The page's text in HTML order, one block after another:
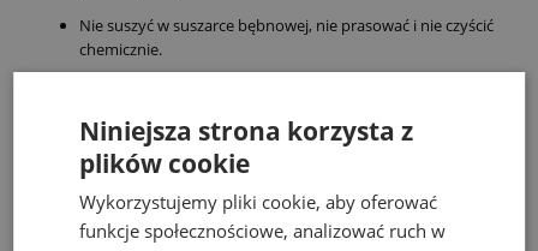
Nie suszyć w suszarce bębnowej, nie prasować i nie czyścić
chemicznie.
Idealny pomysł na prezent dla dziecka!
Szukasz czegoś wyjątkowego na
noworodka lub pierwsze urodziny? Jellycat Beatrice Butterfly to
sprawdzonypomysł na prezent dla dziecka, który stanie się
Niniejsza strona korzysta z
plików cookie
Wykorzystujemy pliki cookie, aby oferować
funkcje społecznościowe, analizować ruch w